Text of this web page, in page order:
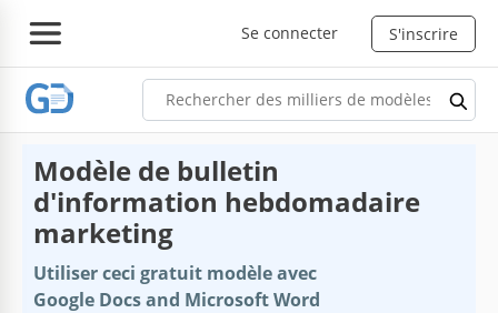
Se connecter S'inscrire
Modèle de bulletin
d'information hebdomadaire
marketing
Utiliser ceci gratuit modèle avec
Google Docs and Microsoft Word